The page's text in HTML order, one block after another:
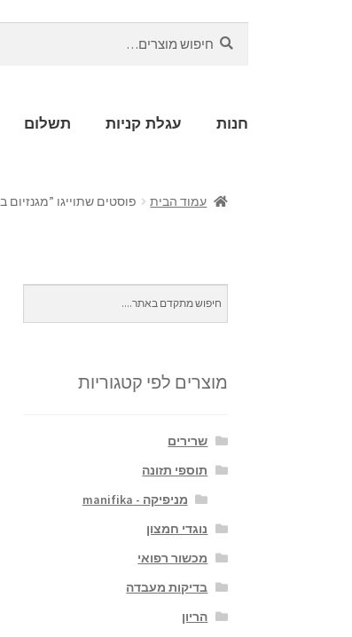
חנות עגלת קניות תשלום
עמוד הבית פוסטים שתוייגו ”מגנזיום
מוצרים לפי קטגוריות
שרירים
תוספי תזונה
מניפיקה - manifika
נוגדי חמצון
מכשור רפואי
בדיקות מעבדה
הריון